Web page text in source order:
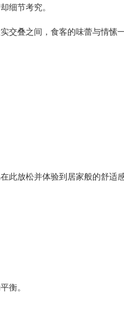
细节考究。
交叠之间，食客的味蕾与情愫
此放松并体验到居家般的舒适感
衡。